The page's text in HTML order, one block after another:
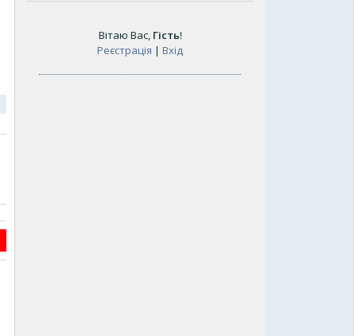
Вітаю Вас, Гість!
Реєстрація | Вхід